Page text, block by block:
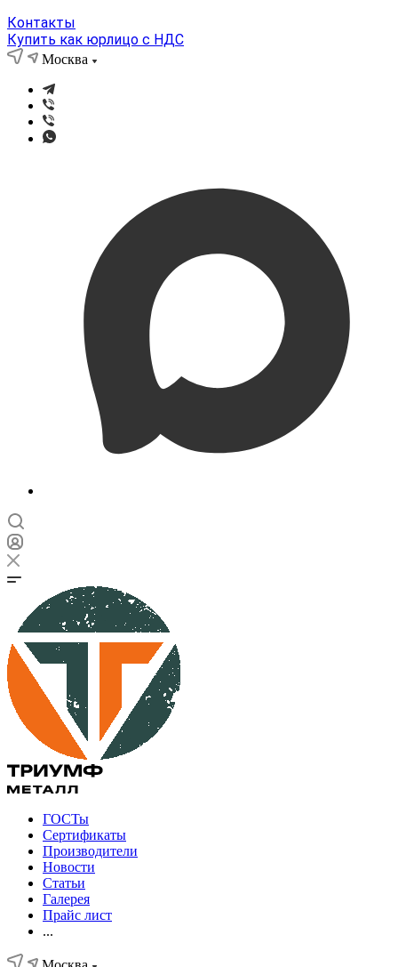
Контакты
Купить как юрлицо с НДС
Москва
ГОСТы
Сертификаты
Производители
Новости
Статьи
Галерея
Прайс лист
...